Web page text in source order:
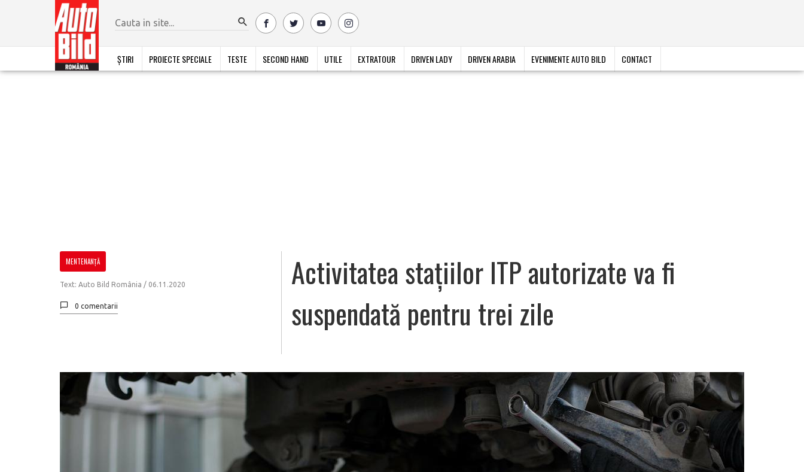
ȘTIRI PROIECTE SPECIALE TESTE SECOND HAND UTILE EXTRATOUR DRIVEN LADY DRIVEN ARABIA EVENIMENTE AUTO BILD CONTACT
MENTENANȚĂ
Text: Auto Bild România / 06.11.2020
0 comentarii
Activitatea stațiilor ITP autorizate va fi
suspendată pentru trei zile